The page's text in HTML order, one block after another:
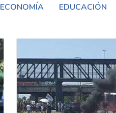
ECONOMÍA EDUCACIÓN